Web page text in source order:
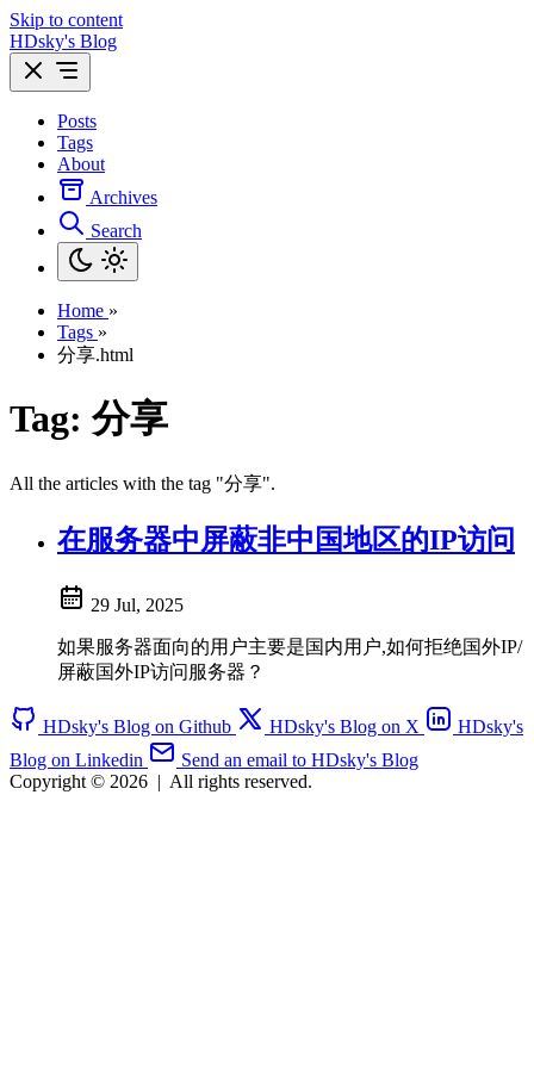
Skip to content
HDsky's Blog
Posts
Tags
About
Archives
Search
Home »
Tags »
分享.html
Tag: 分享
All the articles with the tag "分享".
在服务器中屏蔽非中国地区的IP访问
29 Jul, 2025
如果服务器面向的用户主要是国内用户,如何拒绝国外IP/
屏蔽国外IP访问服务器？
HDsky's Blog on Github HDsky's Blog on X
HDsky's
Blog on Linkedin
Send an email to HDsky's Blog
Copyright © 2026 | All rights reserved.